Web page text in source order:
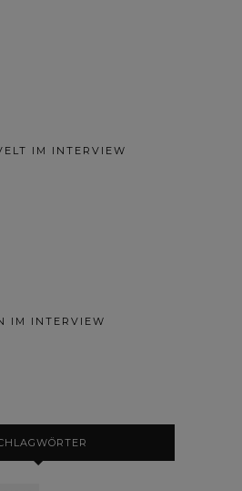
IM INTERVIEW
IM INTERVIEW